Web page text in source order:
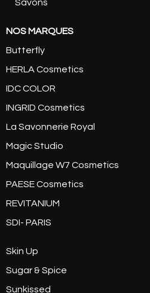
Savons
NOS MARQUES
Butterfly
HERLA Cosmetics
IDC COLOR
INGRID Cosmetics
La Savonnerie Royal
Magic Studio
Maquillage W7 Cosmetics
PAESE Cosmetics
REVITANIUM
SDI- PARIS
Skin Up
Sugar & Spice
Sunkissed